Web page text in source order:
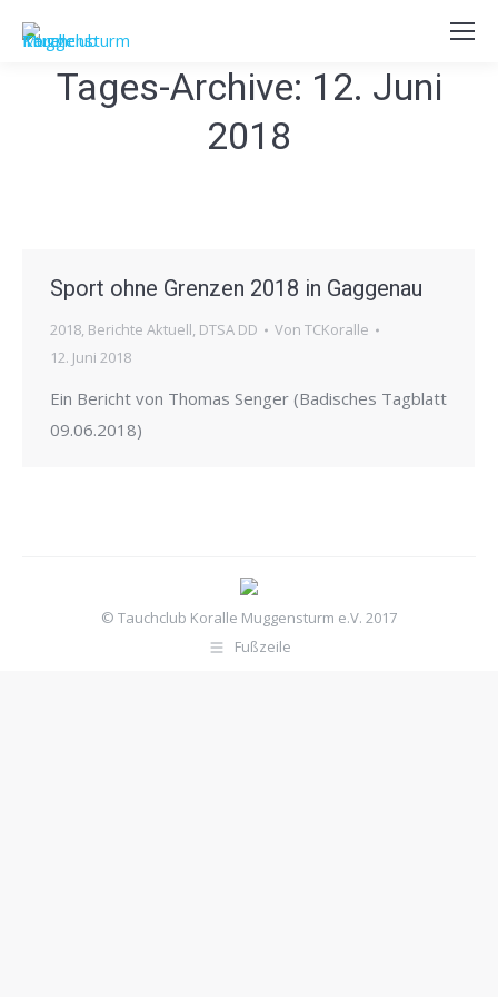
Tages-Archive: 12. Juni
2018
Sport ohne Grenzen 2018 in Gaggenau
2018, Berichte Aktuell, DTSA DD Von TCKoralle
12. Juni 2018
Ein Bericht von Thomas Senger (Badisches Tagblatt
09.06.2018)
© Tauchclub Koralle Muggensturm e.V. 2017
Fußzeile